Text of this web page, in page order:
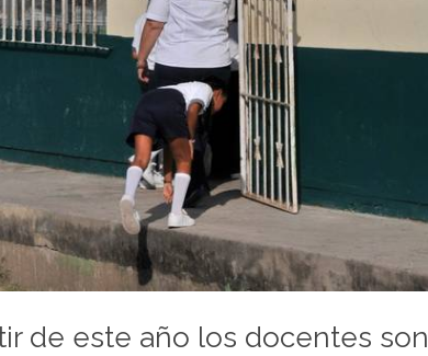
de este año los docentes son